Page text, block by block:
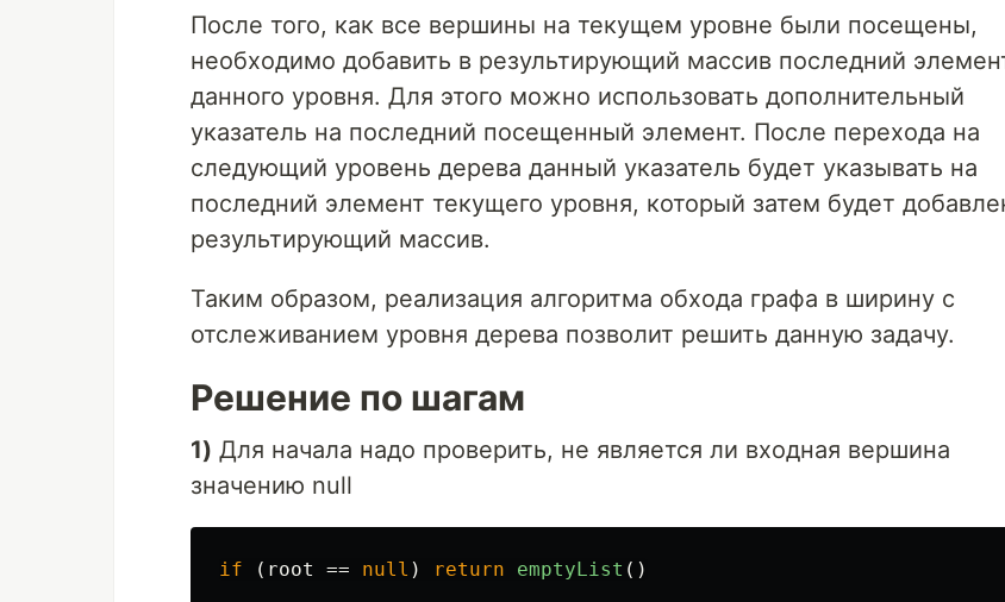
После того, как все вершины на текущем уровне были посещены,
необходимо добавить в результирующий массив последний
данного уровня. Для этого можно использовать дополнительный
указатель на последний посещенный элемент. После перехода на
следующий уровень дерева данный указатель будет указывать на
последний элемент текущего уровня, который затем будет
результирующий массив.
Таким образом, реализация алгоритма обхода графа в ширину с
отслеживанием уровня дерева позволит решить данную задачу.
Решение по шагам
1) Для начала надо проверить, не является ли входная вершина
значению null
if ( root == null ) return emptyList ()